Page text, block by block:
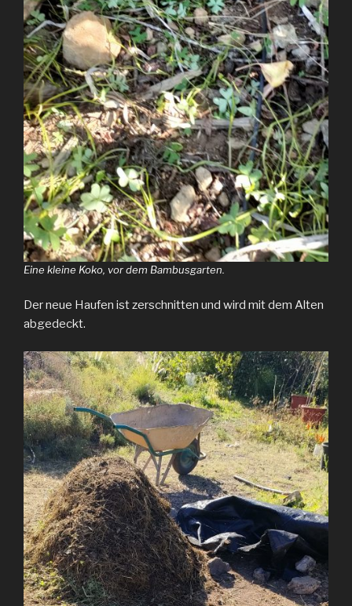
Eine kleine Koko, vor dem Bambusgarten.
Der neue Haufen ist zerschnitten und wird mit dem Alten
abgedeckt.